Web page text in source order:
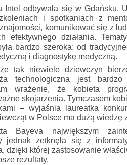
Intel odbywała się w Gdańsku.
i spotkaniach z
komunikować się z
efektywnego działania.
bardzo szeroka: od
i diagnostykę medyczną.
tak niewiele dziewczyn
technologiczna jest
wrażenie, że kobieta
skojarzenia. Tymczasem
– wyjaśnia laureatka
w Polsce ma dużą wiedzę
Bayeva największym
jednak zetknęła się z
dzięki której zastosowanie
rezultaty.